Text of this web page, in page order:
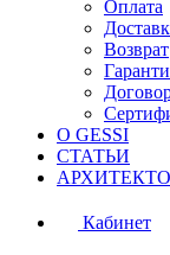
Оплата
Возврат
О GESSI
СТАТЬИ
Кабинет